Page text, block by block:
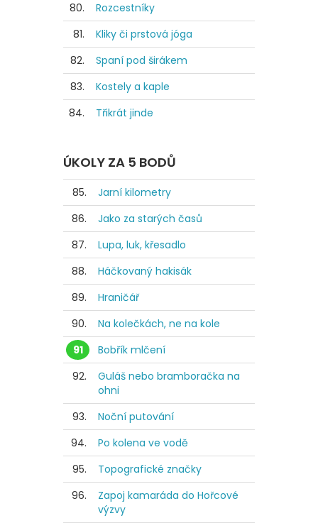
80.
Rozcestníky
81.
Kliky či prstová jóga
82.
Spaní pod širákem
83.
Kostely a kaple
84.
Třikrát jinde
ÚKOLY ZA 5 BODŮ
85.
Jarní kilometry
86.
Jako za starých časů
87.
Lupa, luk, křesadlo
88.
Háčkovaný hakisák
89.
Hraničář
90.
Na kolečkách, ne na kole
91
Bobřík mlčení
92.
Guláš nebo bramboračka na
ohni
93.
Noční putování
94.
Po kolena ve vodě
95.
Topografické značky
96.
Zapoj kamaráda do Hořcové
výzvy